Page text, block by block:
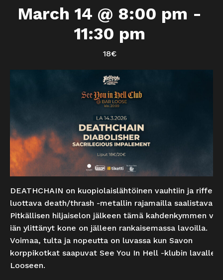
March 14 @ 8:00 pm -
11:30 pm
18€
DEATHCHAIN on kuopiolaislähtöinen vauhtiin ja
luottava death/thrash -metallin rajamailla saalistava
Pitkällisen hiljaiselon jälkeen tämä kahdenkymmen
iän ylittänyt kone on jälleen rankaisemassa lavoilla.
Voimaa, tulta ja nopeutta on luvassa kun Savon
korppikotkat saapuvat See You In Hell -klubin lavalle
Looseen.